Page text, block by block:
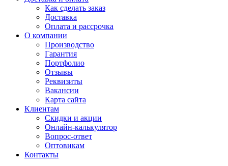
Как сделать заказ
Доставка
Оплата и рассрочка
О компании
Производство
Гарантия
Портфолио
Отзывы
Реквизиты
Вакансии
Карта сайта
Клиентам
Скидки и акции
Онлайн-калькулятор
Вопрос-ответ
Оптовикам
Контакты